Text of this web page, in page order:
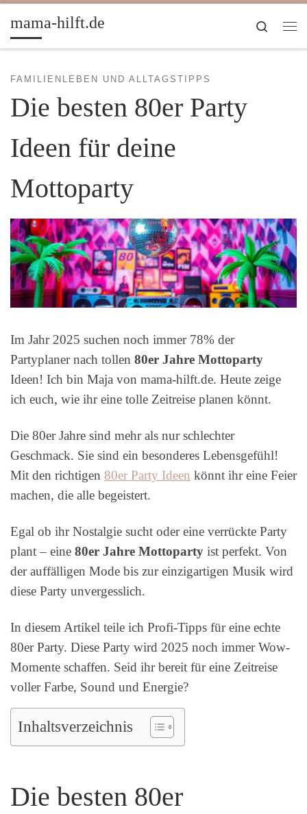
Zum Inhalt springen
mama-hilft.de
Search
FAMILIENLEBEN UND ALLTAGSTIPPS
Die besten 80er Party
Ideen für deine
Mottoparty
Im Jahr 2025 suchen noch immer 78% der
Partyplaner nach tollen 80er Jahre Mottoparty
Ideen! Ich bin Maja von mama-hilft.de. Heute zeige
ich euch, wie ihr eine tolle Zeitreise planen könnt.
Die 80er Jahre sind mehr als nur schlechter
Geschmack. Sie sind ein besonderes Lebensgefühl!
Mit den richtigen 80er Party Ideen könnt ihr eine Feier
machen, die alle begeistert.
Egal ob ihr Nostalgie sucht oder eine verrückte Party
plant – eine 80er Jahre Mottoparty ist perfekt. Von
der auffälligen Mode bis zur einzigartigen Musik wird
diese Party unvergesslich.
In diesem Artikel teile ich Profi-Tipps für eine echte
80er Party. Diese Party wird 2025 noch immer Wow-
Momente schaffen. Seid ihr bereit für eine Zeitreise
voller Farbe, Sound und Energie?
Inhaltsverzeichnis
Die besten 80er